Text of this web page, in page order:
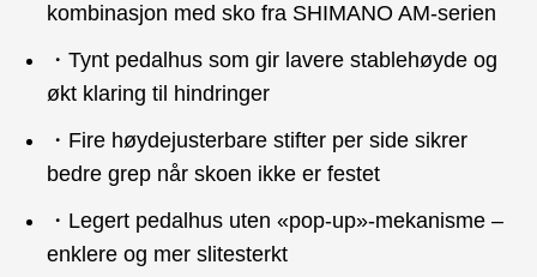
kombinasjon med sko fra SHIMANO AM-serien
・Tynt pedalhus som gir lavere stablehøyde og
økt klaring til hindringer
・Fire høydejusterbare stifter per side sikrer
bedre grep når skoen ikke er festet
・Legert pedalhus uten «pop-up»-mekanisme –
enklere og mer slitesterkt